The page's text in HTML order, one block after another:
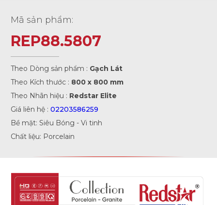
Mã sản phẩm:
REP88.5807
Theo Dòng sản phẩm : Gạch Lát
Theo Kích thước : 800 x 800 mm
Theo Nhãn hiệu : Redstar Elite
Giá liên hệ :02203586259
Bề mặt: Siêu Bóng - Vi tinh
Chất liệu: Porcelain